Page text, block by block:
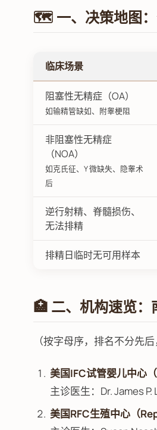
🗺️ 一、决策地图：
临床场景
阻塞性无精症（OA）
如输精管缺如、附睾梗阻
非阻塞性无精症
（NOA）
如克氏征、Y 微缺失、隐睾术
后
逆行射精、脊髓损伤、
无法排精
排精日临时无可用样本
🏥 二、机构速览
（按字母序，排名不分先
美国IFC试管婴儿中心（
主诊医生：Dr. James
美国RFC生殖中心（